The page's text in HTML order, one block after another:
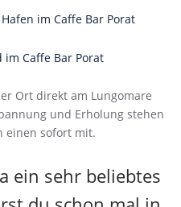
Ort direkt am Lungomare
und Erholung stehen
einen sofort mit.
ein sehr beliebtes